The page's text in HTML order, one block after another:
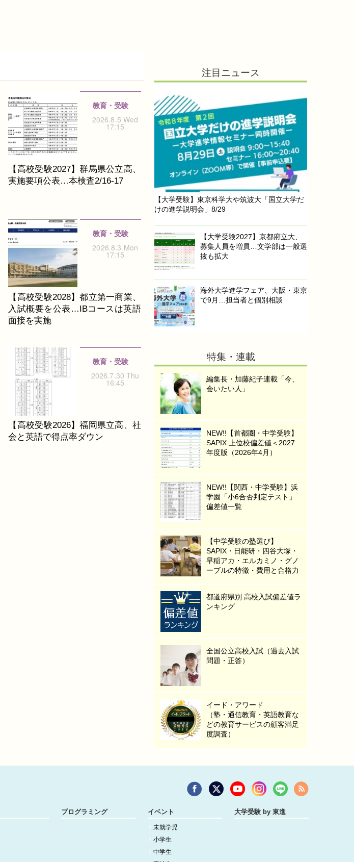
【高校受験2027】群馬県公立高、
実施要項公表…本検査2/16-17
教育・受験
2026.8.5 Wed
17:15
【高校受験2028】都立第一商業、
入試概要を公表…IBコースは英語
面接を実施
教育・受験
2026.8.3 Mon
17:15
【高校受験2026】福岡県立高、社
会と英語で得点率ダウン
教育・受験
2026.7.30 Thu
16:45
注目ニュース
【大学受験】東京科学大や筑波大「国立大学だ
けの進学説明会」8/29
【大学受験2027】京都府立大、
募集人員を増員…文学部は一般選
抜も拡大
海外大学進学フェア、大阪・東京
で9月…担当者と個別相談
特集・連載
編集長・加藤紀子連載「今、
会いたい人」
NEW!!【首都圏・中学受験】
SAPIX 上位校偏差値＜2027
年度版（2026年4月）
NEW!!【関西・中学受験】浜
学園「小6合否判定テスト」
偏差値一覧
【中学受験の塾選び】
SAPIX・日能研・四谷大塚・
早稲アカ・エルカミノ・グノ
ーブルの特徴・費用と合格力
都道府県別 高校入試偏差値ラ
ンキング
全国公立高校入試（過去入試
問題・正答）
イード・アワード
（塾・通信教育・英語教育な
どの教育サービスの顧客満足
度調査）
プログラミング イベント
未就学児
小学生
中学生
大学受験 by 東進